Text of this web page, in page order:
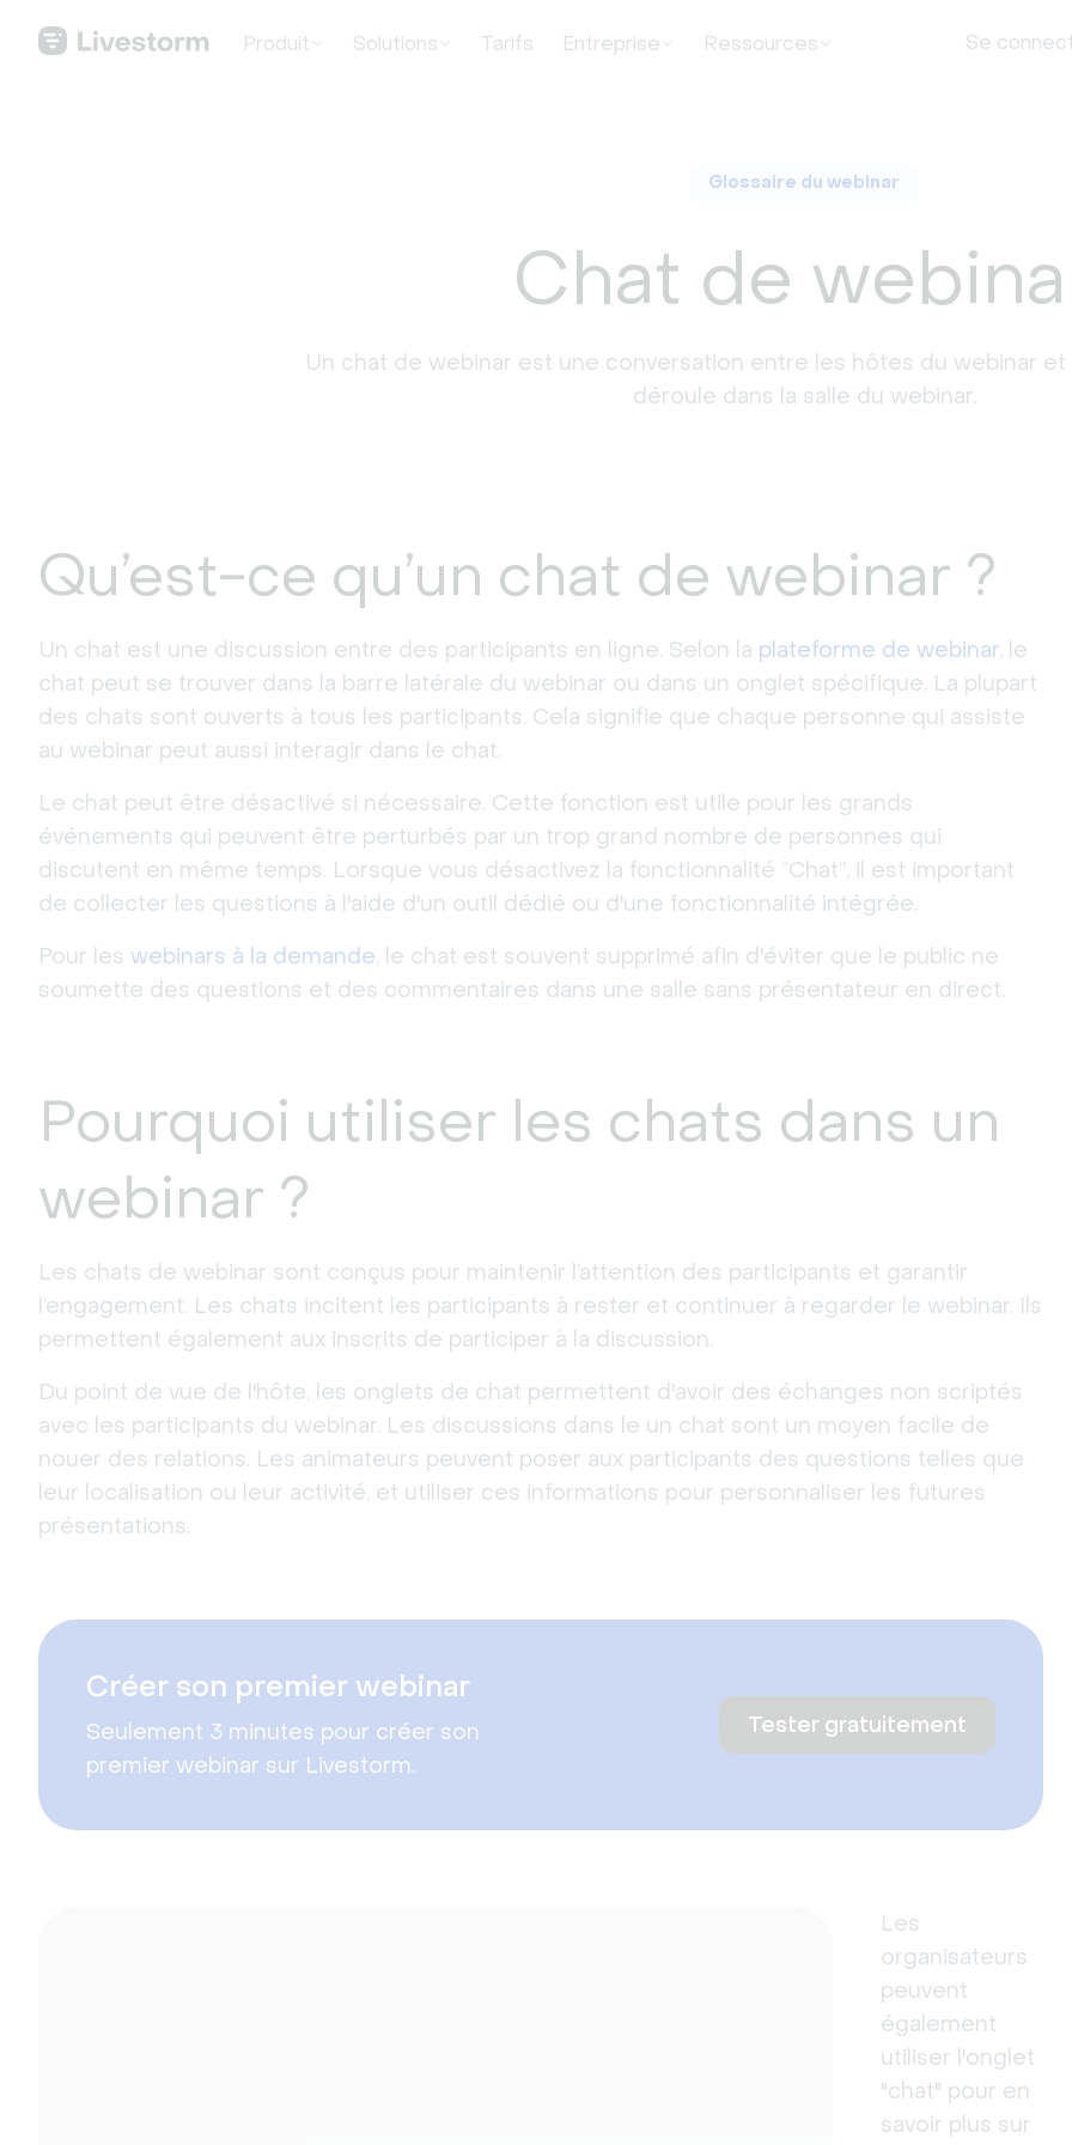
Produit Solutions Tarifs Entreprise Ressources Se
Glossaire du webinar
Chat de
Un chat de webinar est une conversation entre les hôtes du webinar
déroule dans la salle du webinar.
Qu’est-ce qu’un chat de webinar ?
Un chat est une discussion entre des participants en ligne. Selon la plateforme de webinar, le
chat peut se trouver dans la barre latérale du webinar ou dans un onglet spécifique. La plupart
des chats sont ouverts à tous les participants. Cela signifie que chaque personne qui assiste
au webinar peut aussi interagir dans le chat.
Le chat peut être désactivé si nécessaire. Cette fonction est utile pour les grands
événements qui peuvent être perturbés par un trop grand nombre de personnes qui
discutent en même temps. Lorsque vous désactivez la fonctionnalité “Chat”, il est important
de collecter les questions à l'aide d'un outil dédié ou d'une fonctionnalité intégrée.
Pour les webinars à la demande, le chat est souvent supprimé afin d'éviter que le public ne
soumette des questions et des commentaires dans une salle sans présentateur en direct.
Pourquoi utiliser les chats dans un
webinar ?
Les chats de webinar sont conçus pour maintenir l’attention des participants et garantir
l’engagement. Les chats incitent les participants à rester et continuer à regarder le webinar. Ils
permettent également aux inscrits de participer à la discussion.
Du point de vue de l'hôte, les onglets de chat permettent d'avoir des échanges non scriptés
avec les participants du webinar. Les discussions dans le un chat sont un moyen facile de
nouer des relations. Les animateurs peuvent poser aux participants des questions telles que
leur localisation ou leur activité, et utiliser ces informations pour personnaliser les futures
présentations.
Créer son premier webinar
Seulement 3 minutes pour créer son
premier webinar sur Livestorm.
Tester gratuitement
Les
organisateurs
peuvent
également
utiliser l'onglet
"chat" pour en
savoir plus sur